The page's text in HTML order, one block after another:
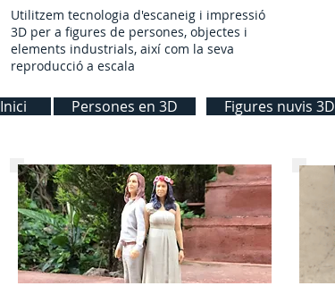
Utilitzem tecnologia d'escaneig i impressió
3D per a figures de persones, objectes i
elements industrials, així com la seva
reproducció a escala
Inici Persones en 3D Figures nuvis 3D